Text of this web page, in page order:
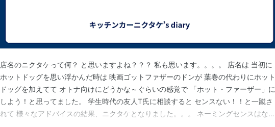
店名のニクタケって何？ と思いますよね？？？ 私も思います。。。。 店名は 当初に
ホットドッグを思い浮かんだ時は 映画ゴットファザーのドンが 葉巻の代わりにホット
ドッグを加えてて オトナ向けにどうかな～ぐらいの感覚で 「ホット・ファーザー」に
しよう！と思ってました。 学生時代の友人T氏に相談すると センスない！！と一蹴さ
れて 様々なアドバイスの結果、ニクタケとなりました。。。 ネーミングセンスはない